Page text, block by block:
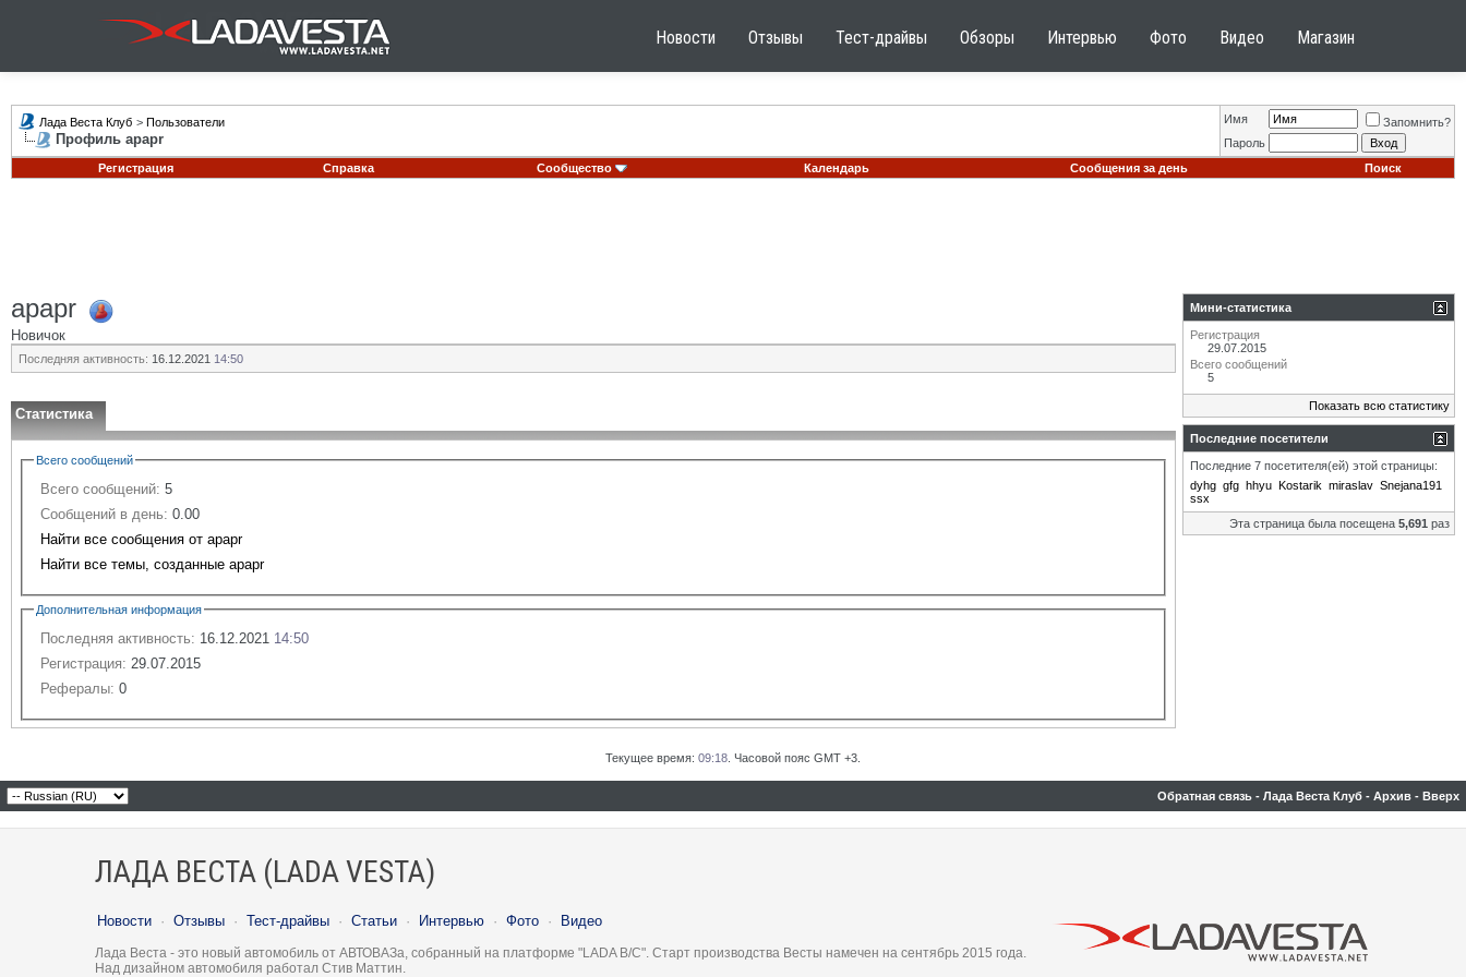
Новости Отзывы Тест-драйвы Обзоры Интервью Фото Видео Магазин
Лада Веста Клуб > Пользователи
Профиль apapr
Имя
Запомнить?
Пароль
Регистрация
Справка Сообщество Календарь Сообщения за день Поиск
apapr
Новичок
Последняя активность: 16.12.2021 14:50
Статистика
Всего сообщений
Всего сообщений: 5
Сообщений в день: 0.00
Найти все сообщения от apapr
Найти все темы, созданные apapr
Дополнительная информация
Последняя активность: 16.12.2021 14:50
Регистрация: 29.07.2015
Рефералы: 0
Мини-статистика
Регистрация
29.07.2015
Всего сообщений
5
Показать всю статистику
Последние посетители
Последние 7 посетителя(ей) этой страницы:
dyhg gfg hhyu Kostarik miraslav Snejana191
ssx
Эта страница была посещена 5,691 раз
Текущее время: 09:18 . Часовой пояс GMT +3.
Обратная связь - Лада Веста Клуб - Архив - Вверх
ЛАДА ВЕСТА (LADA VESTA)
Новости · Отзывы · Тест-драйвы · Статьи · Интервью · Фото · Видео
Лада Веста - это новый автомобиль от АВТОВАЗа, собранный на платформе "LADA B/C". Старт производства Весты намечен на сентябрь 2015 года.
Над дизайном автомобиля работал Стив Маттин.